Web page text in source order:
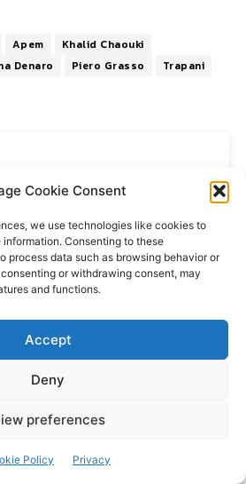
Cookie Consent
we use technologies like cookies to
Consenting to these
process data such as browsing behavior or
or withdrawing consent, may
and functions.
Accept
Deny
preferences
Policy Privacy
Apem
Khalid Chaouki
Denaro Piero Grasso Trapani
e le sue cover per il New
e schedature